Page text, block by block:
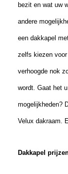
bezit en wat uw
andere
een dakkapel
zelfs kiezen
verhoogde nok
wordt. Gaat het
mogelijkheden?
Velux dakraam.
Dakkapel